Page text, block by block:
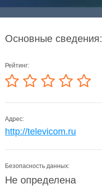
Основные сведения:
Рейтинг:
Адрес:
http://televicom.ru
Безопасность данных:
Не определена